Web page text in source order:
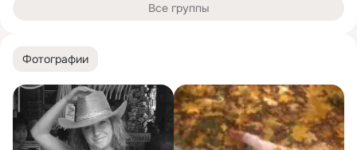
Фотографии
Все группы